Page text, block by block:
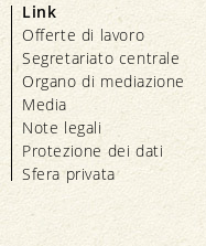
Link
Offerte di lavoro
Segretariato centrale
Organo di mediazione
Media
Note legali
Protezione dei dati
Sfera privata